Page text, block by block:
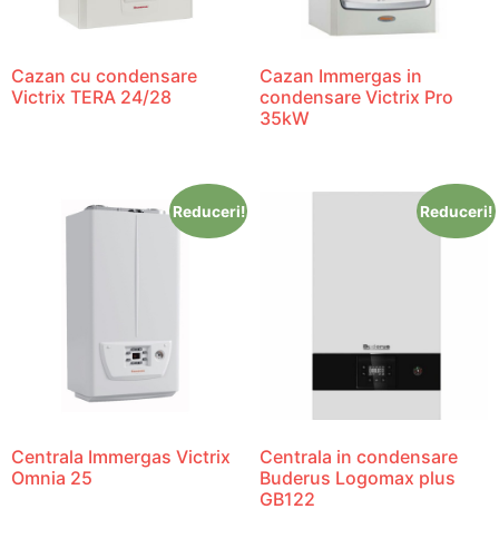
Cazan cu condensare
Victrix TERA 24/28
Cazan Immergas in
condensare Victrix Pro
35kW
Reduceri!
Centrala Immergas Victrix
Omnia 25
Reduceri!
Centrala in condensare
Buderus Logomax plus
GB122